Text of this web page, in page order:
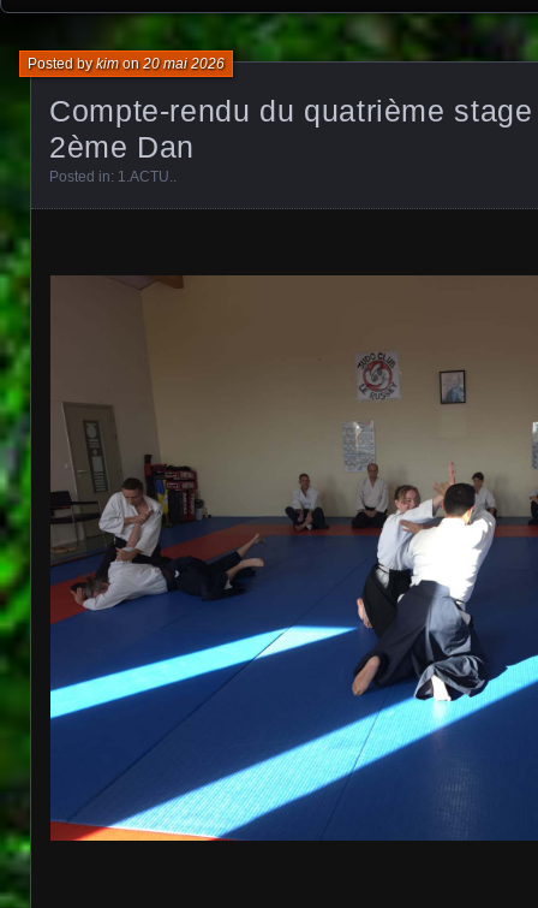
Compte-rendu du quatrième
2ème Dan
Posted bykimon20 mai 2026
Posted in: 1.ACTU..